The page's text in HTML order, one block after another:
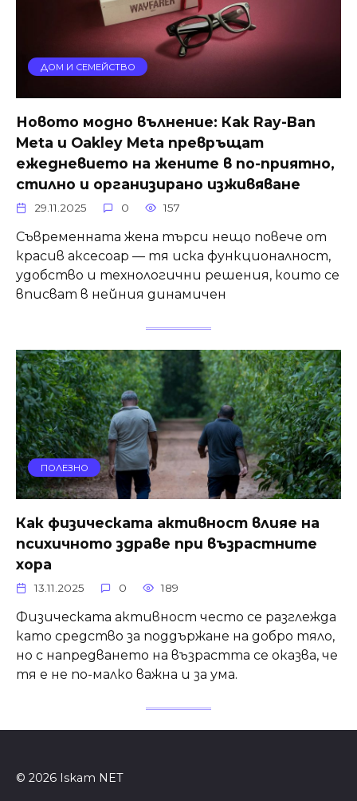
ДОМ И СЕМЕЙСТВО
Новото модно вълнение: Как Ray-Ban
Meta и Oakley Meta превръщат
ежедневието на жените в по-приятно,
стилно и организирано изживяване
29.11.2025 0 157
Съвременната жена търси нещо повече от
красив аксесоар — тя иска функционалност,
удобство и технологични решения, които се
вписват в нейния динамичен
ПОЛЕЗНО
Как физическата активност влияе на
психичното здраве при възрастните
хора
13.11.2025 0 189
Физическата активност често се разглежда
като средство за поддържане на добро тяло,
но с напредването на възрастта се оказва, че
тя е не по-малко важна и за ума.
© 2026 Iskam NET